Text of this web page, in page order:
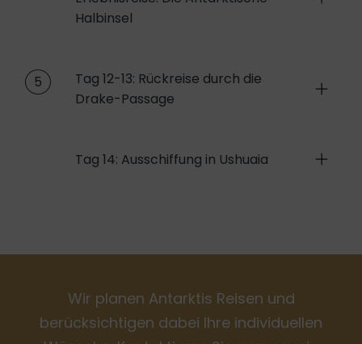
Halbinsel
5
Tag 12-13: Rückreise durch die
Drake-Passage
Tag 14: Ausschiffung in Ushuaia
Wir planen Antarktis Reisen und
berücksichtigen dabei Ihre individuellen